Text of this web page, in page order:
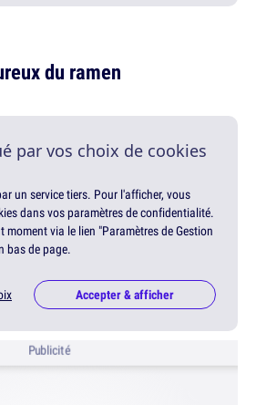
du ramen
par vos choix de cookies
un service tiers. Pour l'afficher, vous
dans vos paramètres de confidentialité.
moment via le lien "Paramètres de Gestion
bas de page.
Accepter & afficher
Publicité